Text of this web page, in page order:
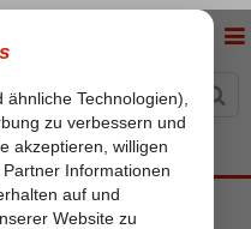
Eftalia Village